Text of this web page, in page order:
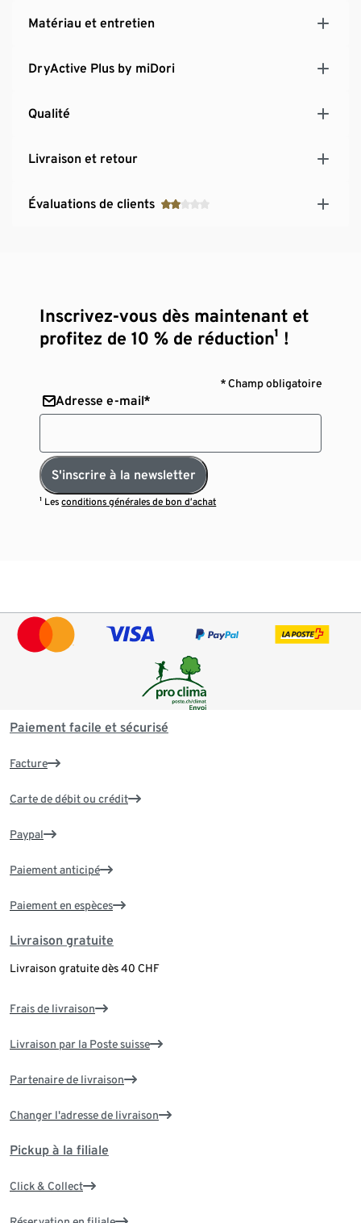
Matériau et entretien
DryActive Plus by miDori
Qualité
Livraison et retour
Évaluations de clients
Inscrivez-vous dès maintenant et
profitez de 10 % de réduction¹ !
* Champ obligatoire
Adresse e-mail*
S'inscrire à la newsletter
¹ Lesconditions générales de bon d’achat
Paiement facile et sécurisé
Facture
Carte de débit ou crédit
Paypal
Paiement anticipé
Paiement en espèces
Livraison gratuite
Livraison gratuite dès 40 CHF
Frais de livraison
Livraison par la Poste suisse
Partenaire de livraison
Changer l'adresse de livraison
Pickup à la filiale
Click & Collect